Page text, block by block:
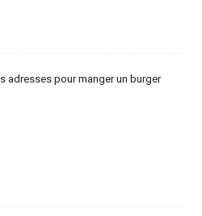
adresses pour manger un burger